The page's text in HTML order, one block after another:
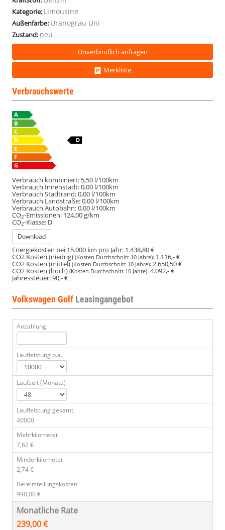
PS
6-
Gang
Einparkhilfe
LED
Kategorie: Limousine
Außenfarbe: Uranograu Uni
Zustand: neu
Unverbindlich anfragen
Merkliste
Verbrauchswerte
Verbrauch kombiniert: 5,50 l/100km
Verbrauch Innenstadt:0,00 l/100km
Verbrauch Stadtrand:0,00 l/100km
Verbrauch Landstraße:0,00 l/100km
Verbrauch Autobahn:0,00 l/100km
CO2-Emissionen: 124,00 g/km
CO2-Klasse: D
Download
Energiekosten bei 15.000 km pro Jahr: 1.438,80 €
CO2 Kosten (niedrig) (Kosten Durchschnitt 10 Jahre): 1.116,- €
CO2 Kosten (mittel)(Kosten Durchschnitt 10 Jahre): 2.650,50 €
CO2 Kosten (hoch) (Kosten Durchschnitt 10 Jahre):4.092,- €
Jahressteuer:90,- €
Volkswagen Golf Leasingangebot
Anzahlung
Laufleistung p.a.
Laufzeit (Monate)
Laufleistung gesamt
40000
Mehrkilometer
7,62 €
Minderkilometer
2,74 €
Bereitstellungskosten
990,00 €
Monatliche Rate
239,00 €